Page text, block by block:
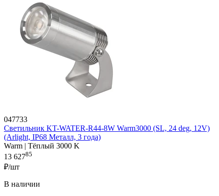
047733
Светильник KT-WATER-R44-8W Warm3000 (SL, 24 deg, 12V)
(Arlight, IP68 Металл, 3 года)
Warm | Тёплый 3000 K
13 62785
₽/шт
В наличии